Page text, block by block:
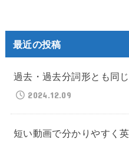
最近の投稿
過去・過去分詞形とも同
2024.12.09
短い動画で分かりやすく